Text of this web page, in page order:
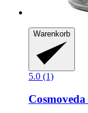
Warenkorb
5.0 (1)
Cosmoveda